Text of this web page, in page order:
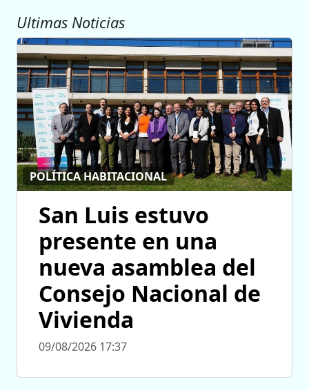
Ultimas Noticias
POLÍTICA HABITACIONAL
San Luis estuvo
presente en una
nueva asamblea del
Consejo Nacional de
Vivienda
09/08/2026 17:37